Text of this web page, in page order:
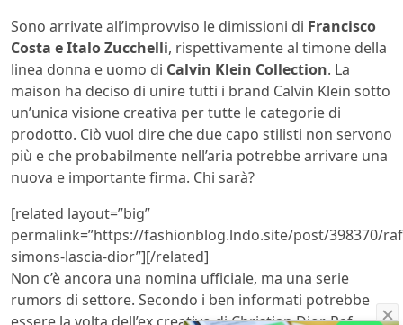
Sono arrivate all’improvviso le dimissioni di Francisco
Costa e Italo Zucchelli, rispettivamente al timone della
linea donna e uomo di Calvin Klein Collection. La
maison ha deciso di unire tutti i brand Calvin Klein sotto
un’unica visione creativa per tutte le categorie di
prodotto. Ciò vuol dire che due capo stilisti non servono
più e che probabilmente nell’aria potrebbe arrivare una
nuova e importante firma. Chi sarà?
[related layout=”big”
permalink=”https://fashionblog.lndo.site/post/398370/
simons-lascia-dior”][/related]
Non c’è ancora una nomina ufficiale, ma una serie
rumors di settore. Secondo i ben informati potrebbe